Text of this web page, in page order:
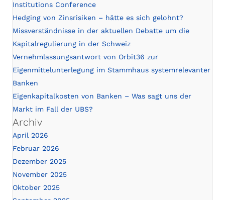
Institutions Conference
Hedging von Zinsrisiken – hätte es sich gelohnt?
Missverständnisse in der aktuellen Debatte um die
Kapitalregulierung in der Schweiz
Vernehmlassungsantwort von Orbit36 zur
Eigenmittelunterlegung im Stammhaus systemrelevanter
Banken
Eigenkapitalkosten von Banken – Was sagt uns der
Markt im Fall der UBS?
Archiv
April 2026
Februar 2026
Dezember 2025
November 2025
Oktober 2025